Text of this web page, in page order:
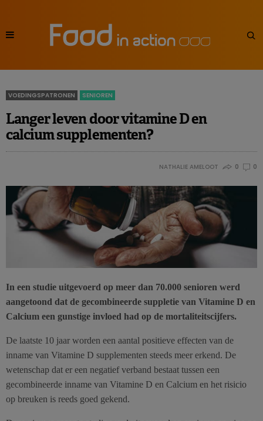
VOEDINGSPATRONEN SENIOREN
Langer leven door vitamine D en
calcium supplementen?
NATHALIE AMELOOT 0 0
In een studie uitgevoerd op meer dan 70.000 senioren werd
aangetoond dat de gecombineerde suppletie van Vitamine D en
Calcium een gunstige invloed had op de mortaliteitscijfers.
De laatste 10 jaar worden een aantal positieve effecten van de
inname van Vitamine D supplementen steeds meer erkend. De
wetenschap dat er een negatief verband bestaat tussen een
gecombineerde inname van Vitamine D en Calcium en het risicio
op breuken is reeds goed gekend.